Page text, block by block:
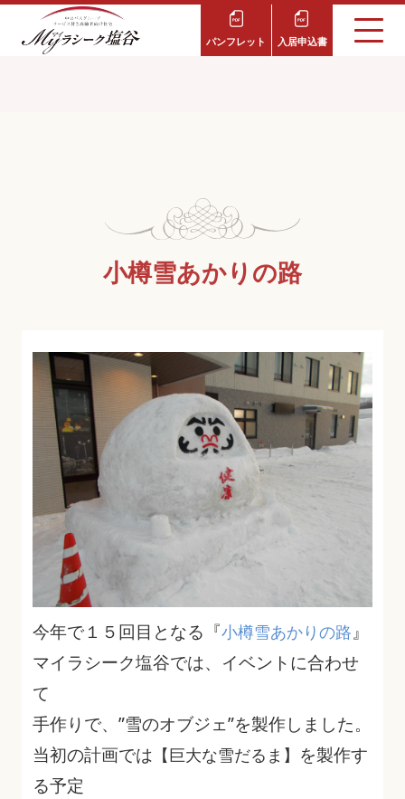
パンフレット 入居申込書
小樽雪あかりの路
今年で１５回目となる『小樽雪あかりの路』
マイラシーク塩谷では、イベントに合わせ
て
手作りで、”雪のオブジェ”を製作しました。
当初の計画では 【巨大な雪だるま】 を製作す
る予定